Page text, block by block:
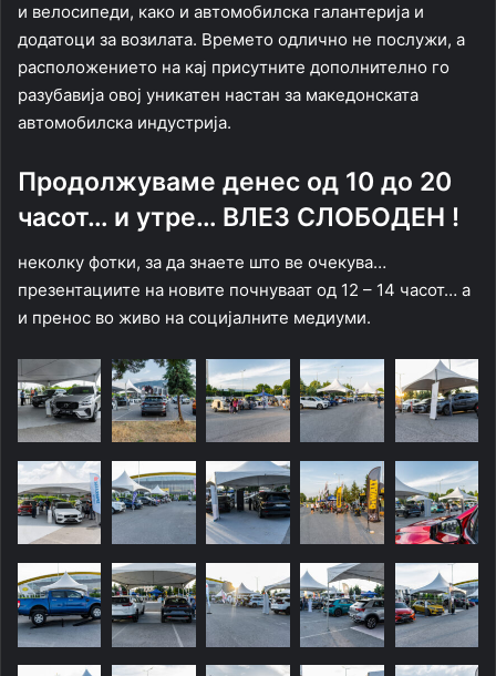
и велосипеди, како и автомобилска галантерија и
додатоци за возилата. Времето одлично не послужи, а
расположението на кај присутните дополнително го
разубавија овој уникатен настан за македонската
автомобилска индустрија.
Продолжуваме денес од 10 до 20
часот… и утре… ВЛЕЗ СЛОБОДЕН !
неколку фотки, за да знаете што ве очекува…
презентациите на новите почнуваат од 12 – 14 часот… а
и пренос во живо на социјалните медиуми.